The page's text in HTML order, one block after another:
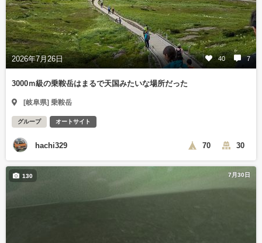
2026年7月26日 40 7
3000ｍ級の乗鞍岳はまるで天国みたいな場所だった
[岐阜県] 乗鞍岳
グループ オートサイト
hachi329 70 30
7月30日
130